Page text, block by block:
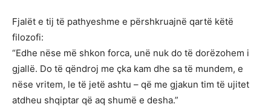
Fjalët e tij të pathyeshme e përshkruajnë qartë këtë
filozofi:
“Edhe nëse më shkon forca, unë nuk do të dorëzohem i
gjallë. Do të qëndroj me çka kam dhe sa të mundem, e
nëse vritem, le të jetë ashtu – që me gjakun tim të ujitet
atdheu shqiptar që aq shumë e desha.”